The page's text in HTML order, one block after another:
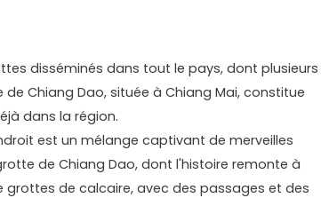
disséminés dans tout le pays, dont plusieurs
Chiang Dao, située à Chiang Mai, constitue
dans la région.
est un mélange captivant de merveilles
de Chiang Dao, dont l'histoire remonte à
grottes de calcaire, avec des passages et des